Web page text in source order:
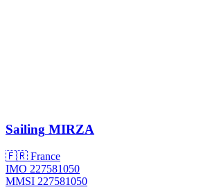
Sailing MIRZA
🇫🇷 France
IMO 227581050
MMSI 227581050